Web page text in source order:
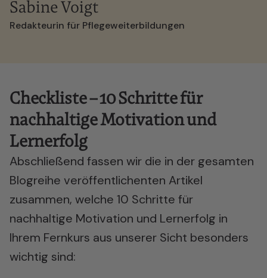
Sabine Voigt
Redakteurin für Pflegeweiterbildungen
Checkliste – 10 Schritte für
nachhaltige Motivation und
Lernerfolg
Abschließend fassen wir die in der gesamten
Blogreihe veröffentlichenten Artikel
zusammen, welche 10 Schritte für
nachhaltige Motivation und Lernerfolg in
Ihrem Fernkurs aus unserer Sicht besonders
wichtig sind: